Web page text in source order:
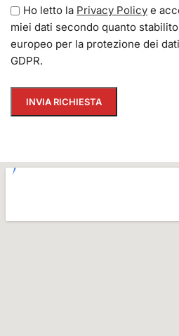
Ho letto la Privacy Policy e
miei dati secondo quanto
europeo per la protezione dei
GDPR.